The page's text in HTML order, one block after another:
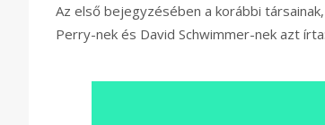
Az első bejegyzésében a korábbi
Perry-nek és David Schwimmer-nek azt írta: